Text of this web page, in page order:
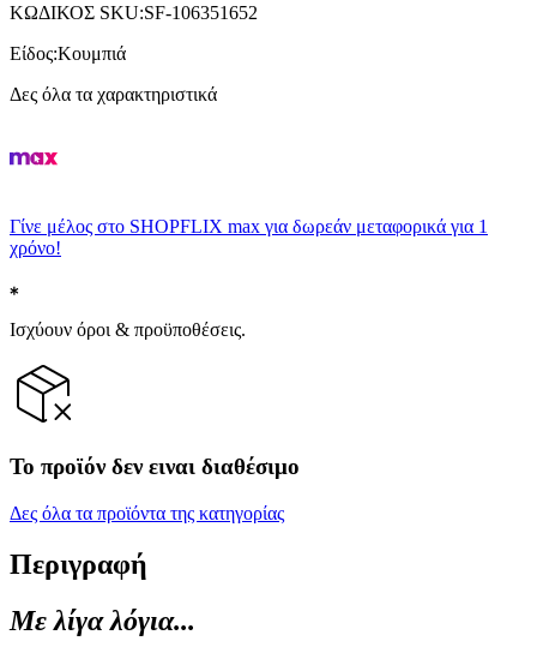
ΚΩΔΙΚΟΣ SKU:SF-106351652
Είδος:Κουμπιά
Δες όλα τα χαρακτηριστικά
Γίνε μέλος στο SHOPFLIX max για δωρεάν μεταφορικά για 1
χρόνο!
Ισχύουν όροι & προϋποθέσεις.
Το προϊόν δεν ειναι διαθέσιμο
Δες όλα τα προϊόντα της κατηγορίας
Περιγραφή
Με λίγα λόγια...